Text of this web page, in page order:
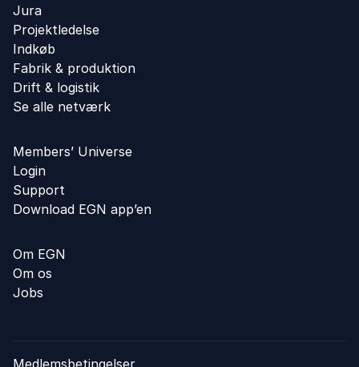
Jura
Projektledelse
Indkøb
Fabrik & produktion
Drift & logistik
Se alle netværk
Members’ Universe
Login
Support
Download EGN app’en
Om EGN
Om os
Jobs
Medlemsbetingelser